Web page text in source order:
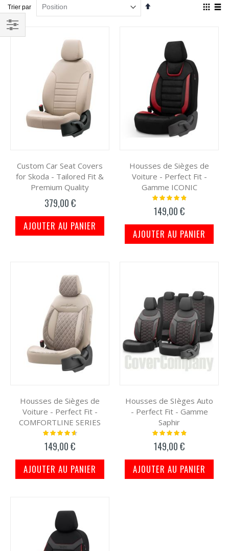
Trier par
Par
Custom Car Seat Covers
for Skoda - Tailored Fit &
Premium Quality
379,00 €
AJOUTER AU PANIER
Housses de Sièges de
Voiture - Perfect Fit -
Gamme ICONIC
Notation:
149,00 €
AJOUTER AU PANIER
Housses de Sièges de
Voiture - Perfect Fit -
COMFORTLINE SERIES
Notation:
149,00 €
AJOUTER AU PANIER
Housses de SIèges Auto
- Perfect Fit - Gamme
Saphir
Notation:
149,00 €
AJOUTER AU PANIER
Filtrer